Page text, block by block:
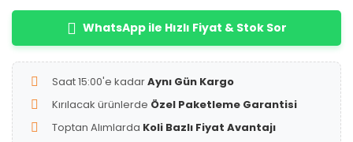
WhatsApp ile Hızlı Fiyat & Stok Sor
Saat 15:00'e kadarAynı Gün Kargo
Kırılacak ürünlerde Özel Paketleme Garantisi
Toptan Alımlarda Koli Bazlı Fiyat Avantajı